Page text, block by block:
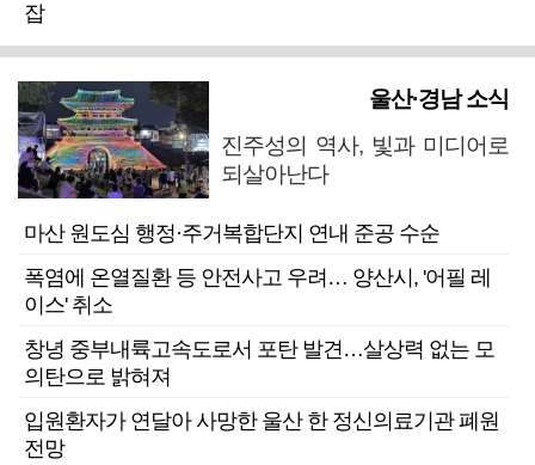
잡
울산·경남 소식
진주성의 역사, 빛과 미디어로
되살아난다
마산 원도심 행정·주거복합단지 연내 준공 수순
폭염에 온열질환 등 안전사고 우려… 양산시, '어필 레
이스' 취소
창녕 중부내륙고속도로서 포탄 발견…살상력 없는 모
의탄으로 밝혀져
입원환자가 연달아 사망한 울산 한 정신의료기관 폐원
전망